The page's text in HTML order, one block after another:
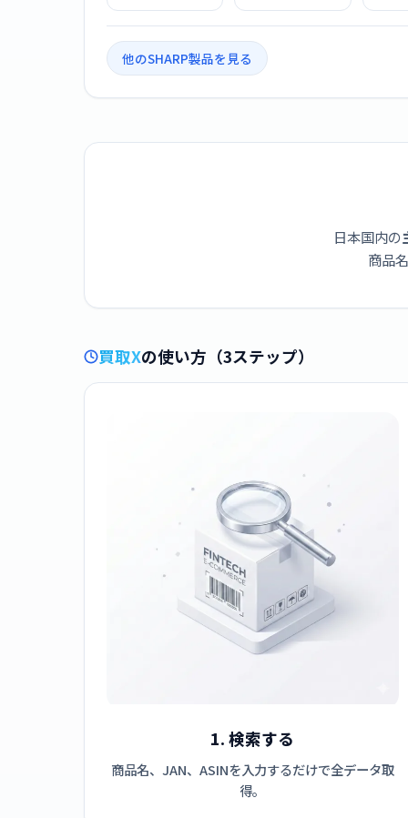
他のSHARP製品を見る
日本国内の
商品
買取Xの使い方（3ステップ）
1. 検索する
商品名、JAN、ASINを入力するだけで全データ取
得。